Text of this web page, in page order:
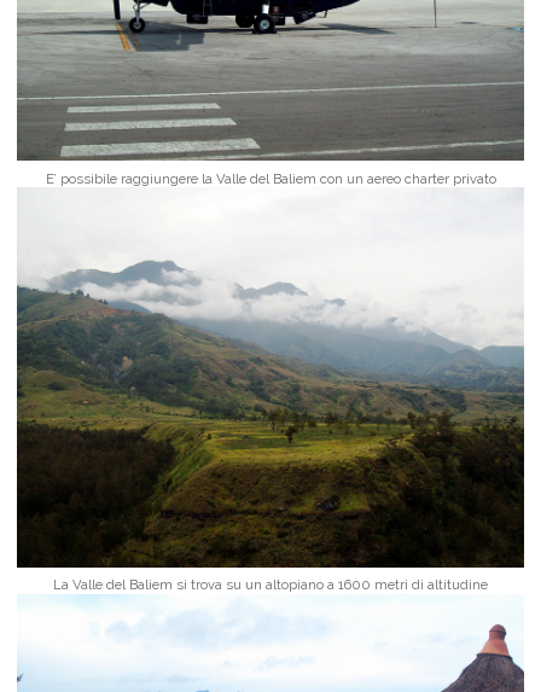
E’ possibile raggiungere la Valle del Baliem con un aereo charter privato
La Valle del Baliem si trova su un altopiano a 1600 metri di altitudine